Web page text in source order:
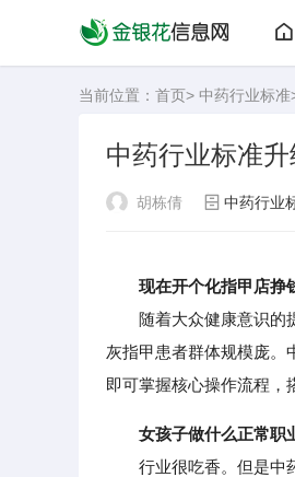
当前位置： 首页> 中药行业标准
中药行业标准
胡栋倩 中药行业
现在开个化指甲店挣
随着大众健康意识的提
灰指甲患者群体规模庞。
即可掌握核心操作流程，
女孩子做什么正常职
行业很吃香。但是中药